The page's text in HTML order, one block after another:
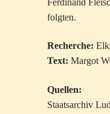
folgten.
Recherche:
Text: Margot
Quellen:
Staatsarchiv